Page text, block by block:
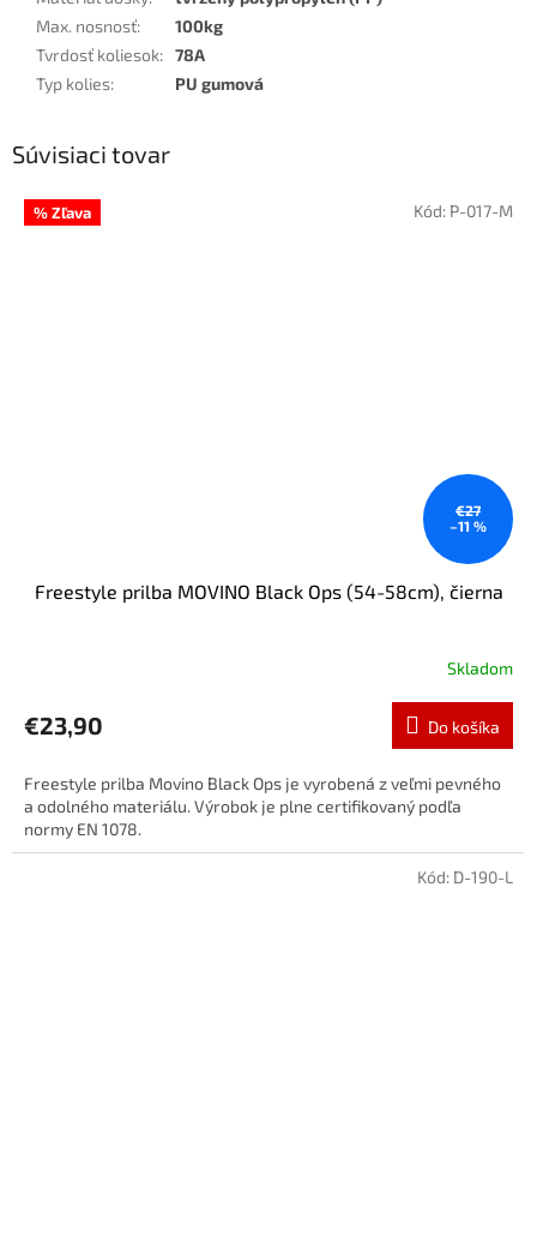
Max. nosnosť:
100kg
Tvrdosť koliesok: 78A
Typ kolies: PU gumová
Súvisiaci tovar
% Zľava
€27
–11 %
Freestyle prilba MOVINO Black Ops (54-58cm), čierna
Skladom
€23,90 Do košíka
Freestyle prilba Movino Black Ops je vyrobená z veľmi pevného
a odolného materiálu. Výrobok je plne certifikovaný podľa
normy EN 1078.
Kód: P-017-M
Kód: D-190-L